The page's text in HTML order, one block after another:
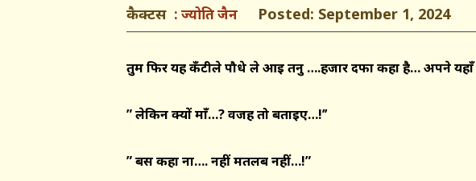
कैक्टस ज्योति जैन Posted: September 1, 2024
तुम फिर यहकँटीलेपौधे ले आई तनु ….हजार दफा कहा है… अपने यहाँ
” लेकिन क्योंमाँ…?वजह तो बताइए…!’’
” बस कहा ना…. नहीं मतलब नहीं…!”